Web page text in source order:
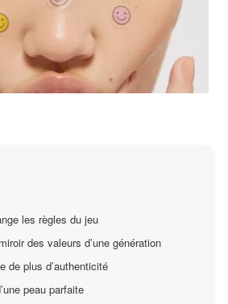
les règles du jeu
des valeurs d’une génération
de plus d’authenticité
peau parfaite